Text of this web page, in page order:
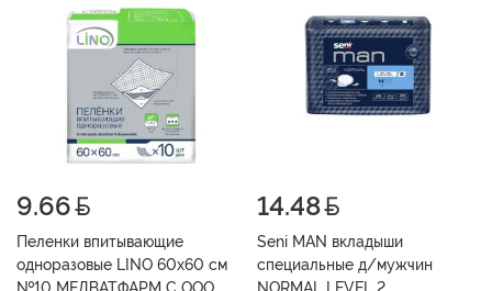
9.66
Пеленки впитывающие
одноразовые LINO 60х60 см
14.48
Seni MAN вкладыши
специальные д/мужчин